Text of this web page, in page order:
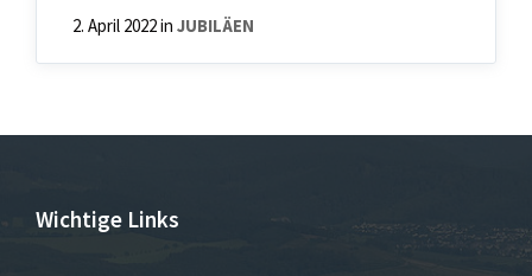
2. April 2022in JUBILÄEN
Wichtige Links